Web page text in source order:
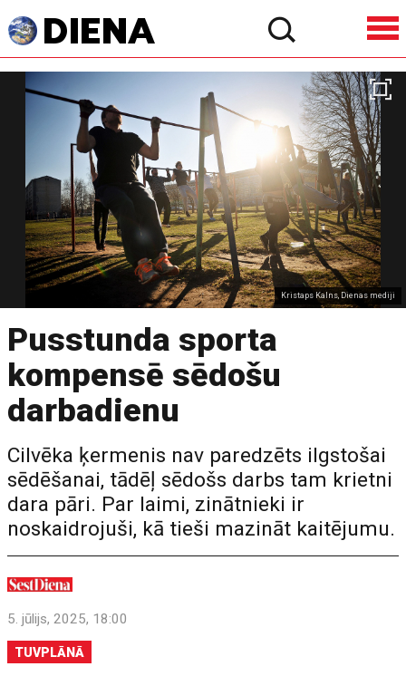
Kristaps Kalns, Dienas mediji
Pusstunda sporta
kompensē sēdošu
darbadienu
Cilvēka ķermenis nav paredzēts ilgstošai
sēdēšanai, tādēļ sēdošs darbs tam krietni
dara pāri. Par laimi, zinātnieki ir
noskaidrojuši, kā tieši mazināt kaitējumu.
5. jūlijs, 2025, 18:00
TUVPLĀNĀ